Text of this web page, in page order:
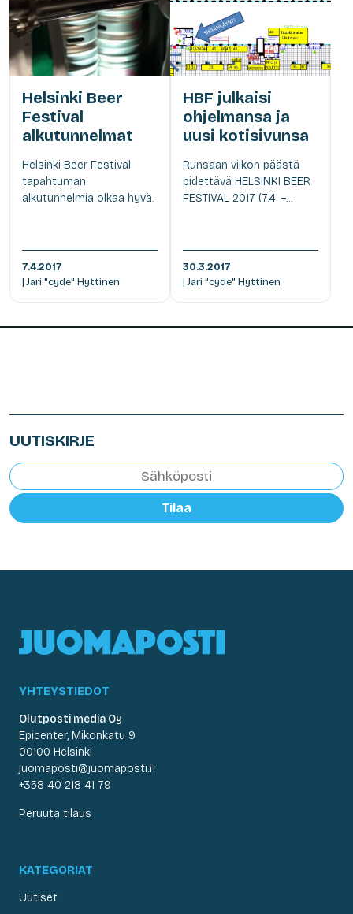
Helsinki Beer
Festival
alkutunnelmat
Helsinki Beer Festival
tapahtuman
alkutunnelmia olkaa hyvä.
7.4.2017
| Jari "cyde" Hyttinen
HBF julkaisi
ohjelmansa ja
uusi kotisivunsa
Runsaan viikon päästä
pidettävä HELSINKI BEER
FESTIVAL 2017 (7.4. –...
30.3.2017
| Jari "cyde" Hyttinen
UUTISKIRJE
Tilaa
YHTEYSTIEDOT
Olutposti media Oy
Epicenter, Mikonkatu 9
00100 Helsinki
juomaposti@juomaposti.fi
+358 40 218 41 79
Peruuta tilaus
KATEGORIAT
Uutiset